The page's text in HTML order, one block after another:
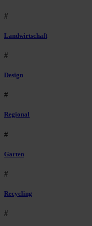
#
Landwirtschaft
#
Design
#
Regional
#
Garten
#
Recycling
#